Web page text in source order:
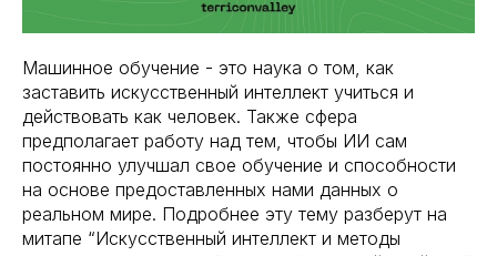
Машинное обучение - это наука о том, как
заставить искусственный интеллект учиться и
действовать как человек. Также сфера
предполагает работу над тем, чтобы ИИ сам
постоянно улучшал свое обучение и способности
на основе предоставленных нами данных о
реальном мире. Подробнее эту тему разберут на
митапе “Искусственный интеллект и методы